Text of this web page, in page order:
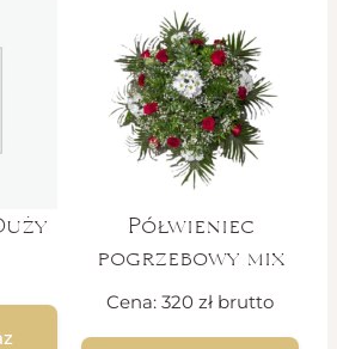
Półwieniec
pogrzebowy mix
Cena: 320 zł brutto